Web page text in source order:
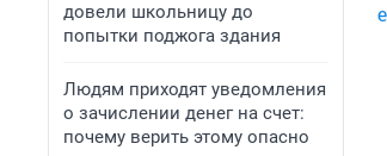
довели школьницу до
попытки поджога здания
Людям приходят уведомления
о зачислении денег на счет:
почему верить этому опасно